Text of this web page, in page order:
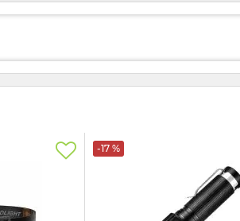
-17 %